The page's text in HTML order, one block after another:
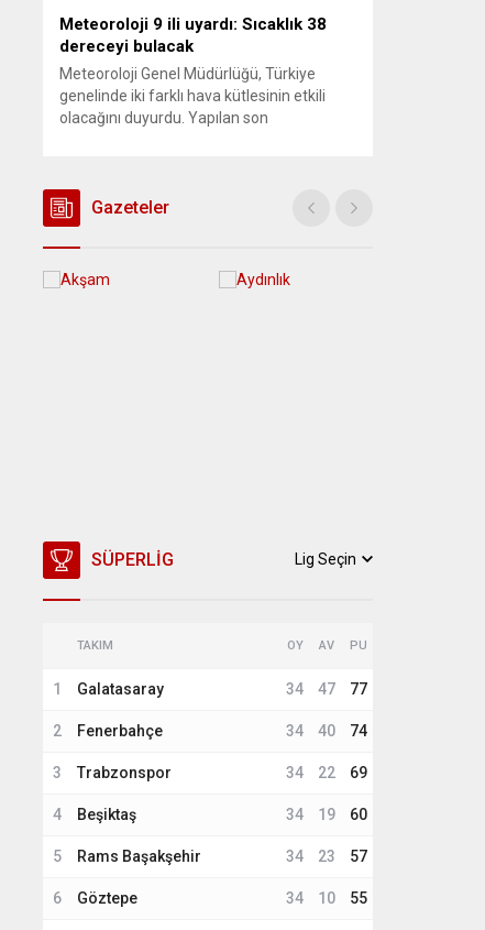
Meteoroloji 9 ili uyardı: Sıcaklık 38
dereceyi bulacak
Meteoroloji Genel Müdürlüğü, Türkiye
genelinde iki farklı hava kütlesinin etkili
olacağını duyurdu. Yapılan son
geçişleri beklenirken; Ege ve Güneydoğu
Anadolu bölgelerindeki 9 ilde ise hava
sıcaklıkları mevsim normallerinin üzerine
çıkarak yaz değerlerine ulaşacak. Ayrıca...
Gazeteler
SÜPERLIG Lig Seçin
TAKIM OY AV PU
1 Galatasaray 34 47 77
2 Fenerbahçe 34 40 74
3 Trabzonspor 34 22 69
4 Beşiktaş 34 19 60
5 Rams Başakşehir 34 23 57
6 Göztepe 34 10 55